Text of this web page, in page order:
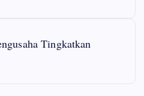
Tingkatkan